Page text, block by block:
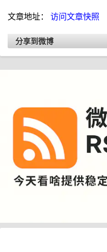
文章地址： 访问文章快照
分享到微博